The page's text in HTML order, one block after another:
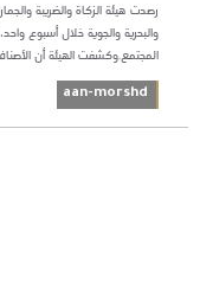
والبحرية والجوية خلال أسبوع
المجتمع.وكشفت الهيئة أن
aan-morshd